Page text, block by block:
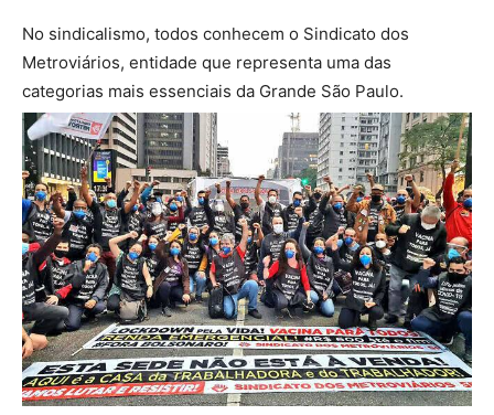
No sindicalismo, todos conhecem o Sindicato dos
Metroviários, entidade que representa uma das
categorias mais essenciais da Grande São Paulo.